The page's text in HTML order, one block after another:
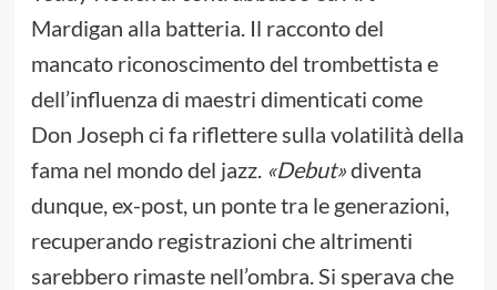
Mardigan alla batteria. Il racconto del
mancato riconoscimento del trombettista e
dell’influenza di maestri dimenticati come
Don Joseph ci fa riflettere sulla volatilità della
fama nel mondo del jazz. «Debut»diventa
dunque, ex-post, un ponte tra le generazioni,
recuperando registrazioni che altrimenti
sarebbero rimaste nell’ombra. Si sperava che